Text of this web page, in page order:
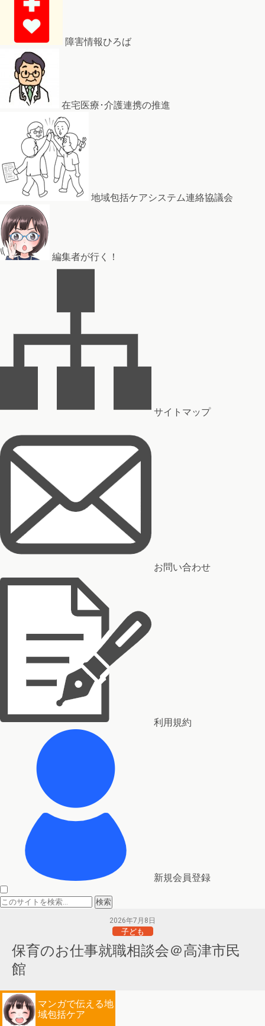
障害情報ひろば
在宅医療･介護連携の推進
地域包括ケアシステム連絡協議会
編集者が行く！
サイトマップ
お問い合わせ
利用規約
新規会員登録
2026年7月8日
子ども
保育のお仕事就職相談会＠高津市民
館
マンガで伝える地
域包括ケア